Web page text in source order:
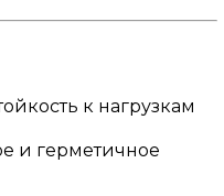
к нагрузкам
и герметичное